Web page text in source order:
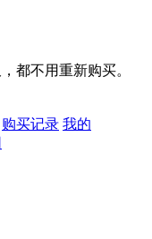
都不用重新购买。
购买记录 我的